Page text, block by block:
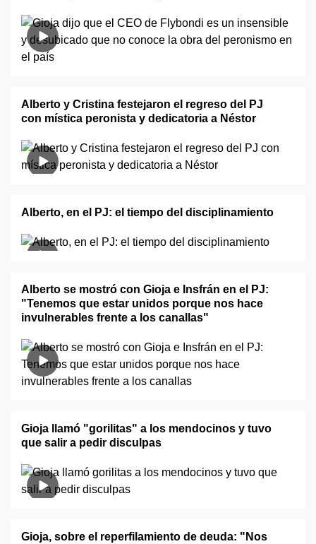
Alberto y Cristina festejaron el regreso del PJ
con mística peronista y dedicatoria a Néstor
Alberto, en el PJ: el tiempo del disciplinamiento
Alberto se mostró con Gioja e Insfrán en el PJ:
"Tenemos que estar unidos porque nos hace
invulnerables frente a los canallas"
Gioja llamó "gorilitas" a los mendocinos y tuvo
que salir a pedir disculpas
Gioja, sobre el reperfilamiento de deuda : "Nos